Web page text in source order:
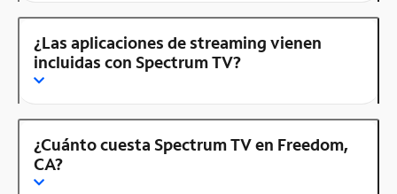
¿Las aplicaciones de streaming vienen
incluidas con Spectrum TV?
¿Cuánto cuesta Spectrum TV en Freedom,
CA?